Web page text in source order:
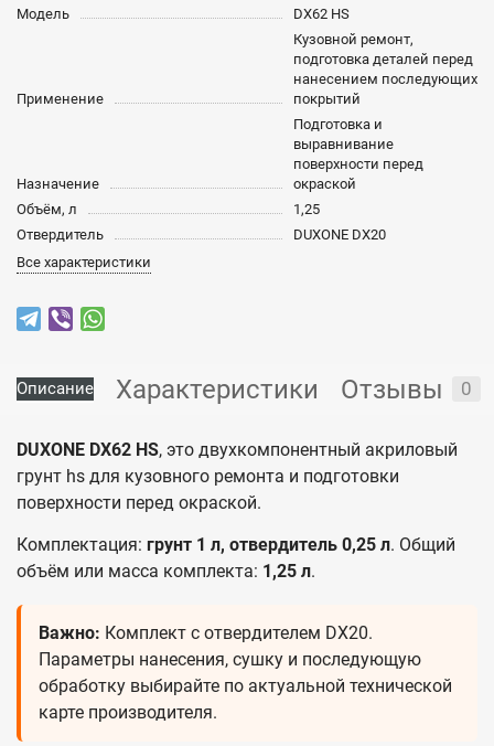
Модель
DX62 HS
Применение
Кузовной ремонт,
подготовка деталей перед
нанесением последующих
покрытий
Назначение
Подготовка и
выравнивание
поверхности перед
окраской
Объём, л
1,25
Отвердитель
DUXONE DX20
Все характеристики
Описание Характеристики Отзывы 0
DUXONE DX62 HS, это двухкомпонентный акриловый
грунт hs для кузовного ремонта и подготовки
поверхности перед окраской.
Комплектация: грунт 1 л, отвердитель 0,25 л. Общий
объём или масса комплекта: 1,25 л.
Важно: Комплект с отвердителем DX20.
Параметры нанесения, сушку и последующую
обработку выбирайте по актуальной технической
карте производителя.